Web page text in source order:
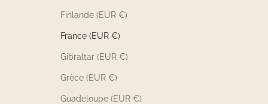
Finlande (EUR €)
France (EUR €)
Gibraltar (EUR €)
Grèce (EUR €)
Guadeloupe (EUR €)